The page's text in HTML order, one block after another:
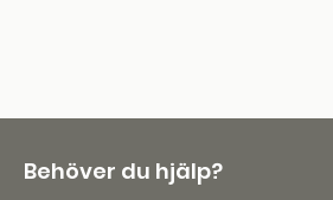
Behöver du hjälp?